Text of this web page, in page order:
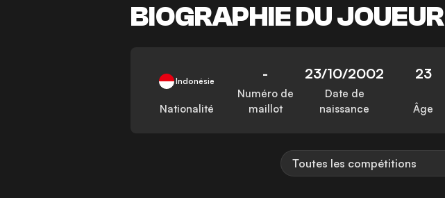
BIOGRAPHIE DU JOUEUR
Indonésie
Nationalité
-
Numéro de
maillot
23/10/2002
Date de
naissance
23
Âge
Toutes les compétitions